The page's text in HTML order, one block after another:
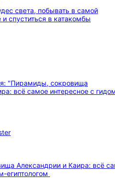
света, побывать в самой
спуститься в катакомбы
Александрии и Каира: всё
египтологом